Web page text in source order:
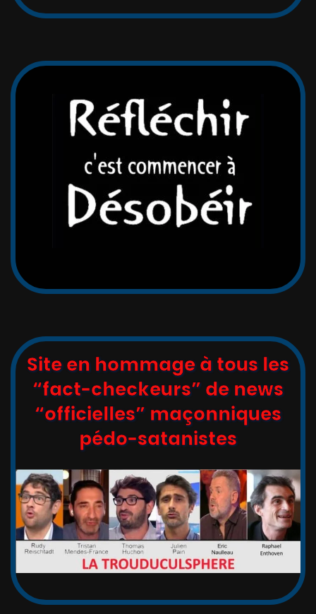
Site en hommage à tous les
“fact-checkeurs” de news
“officielles” maçonniques
pédo-satanistes